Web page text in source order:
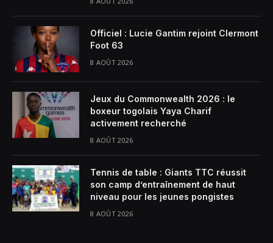
Officiel : Lucie Gantim rejoint Clermont
Foot 63
8 AOÛT 2026
Jeux du Commonwealth 2026 : le
boxeur togolais Yaya Charif
activement recherché
8 AOÛT 2026
Tennis de table : Giants TTC réussit
son camp d’entraînement de haut
niveau pour les jeunes pongistes
8 AOÛT 2026